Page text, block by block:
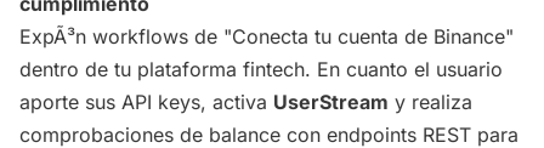
ExpÃ³n workflows de "Conecta tu cuenta de Binance"
dentro de tu plataforma fintech. En cuanto el usuario
aporte sus API keys, activa UserStream y realiza
comprobaciones de balance con endpoints REST para